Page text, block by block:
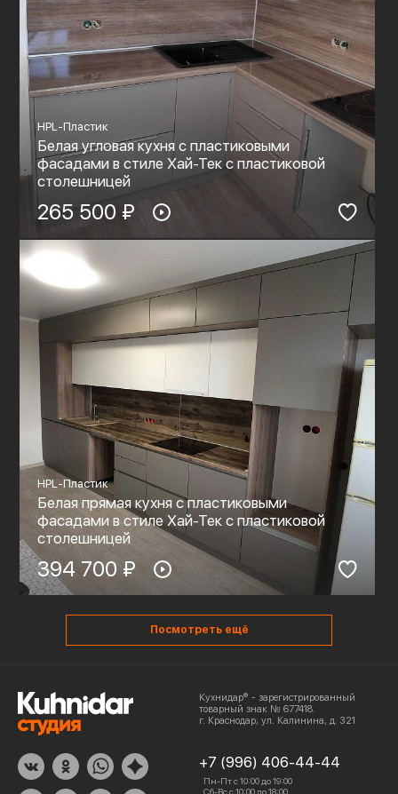
HPL-Пластик
Белая угловая кухня с пластиковыми
фасадами в стиле Хай-Тек с пластиковой
столешницей
265 500 ₽
HPL-Пластик
Белая прямая кухня с пластиковыми
фасадами в стиле Хай-Тек с пластиковой
столешницей
394 700 ₽
Посмотреть ещё
Кухнидар® - зарегистрированный
товарный знак № 677418.
г. Краснодар, ул. Калинина, д. 321
+7 (996) 406-44-44
Пн-Пт с 10:00 до 19:00
Сб-Вс с 10:00 до 18:00